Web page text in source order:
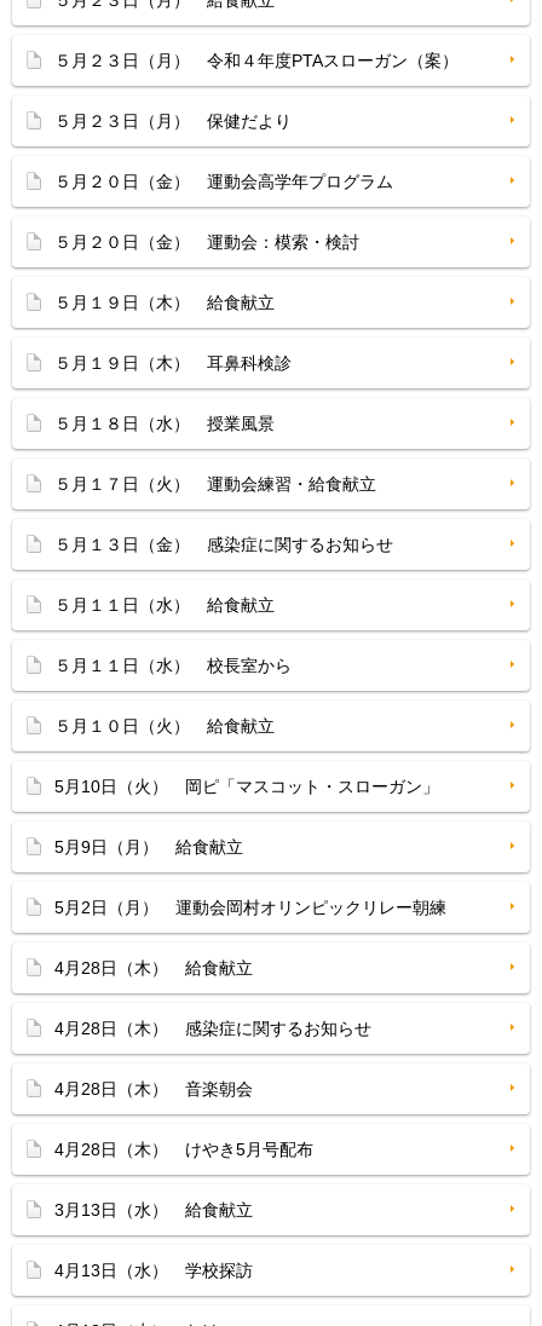
５月２３日（月） 令和４年度PTAスローガン（案）
５月２３日（月） 保健だより
５月２０日（金） 運動会高学年プログラム
５月２０日（金） 運動会：模索・検討
５月１９日（木） 給食献立
５月１９日（木） 耳鼻科検診
５月１８日（水） 授業風景
５月１７日（火） 運動会練習・給食献立
５月１３日（金） 感染症に関するお知らせ
５月１１日（水） 給食献立
５月１１日（水） 校長室から
５月１０日（火） 給食献立
5月10日（火） 岡ピ「マスコット・スローガン」
5月9日（月） 給食献立
5月2日（月） 運動会岡村オリンピックリレー朝練
4月28日（木） 給食献立
4月28日（木） 感染症に関するお知らせ
4月28日（木） 音楽朝会
4月28日（木） けやき5月号配布
3月13日（水） 給食献立
4月13日（水） 学校探訪